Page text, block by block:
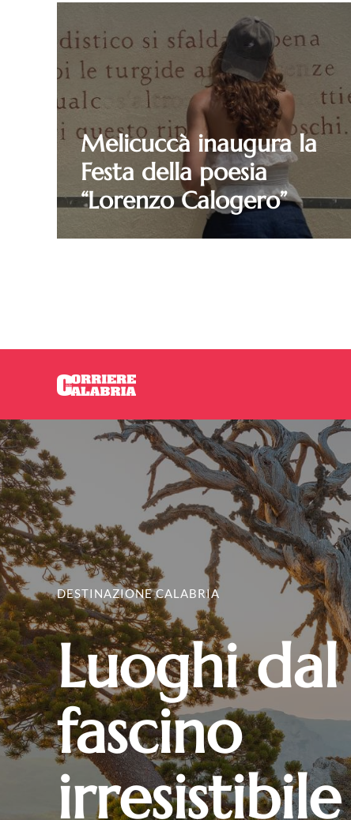
Melicuccà inaugura la
Festa della poesia
“Lorenzo Calogero”
sui luoghi delle riunioni
DESTINAZIONE CALABRIA
Luoghi dal
fascino
irresistibile